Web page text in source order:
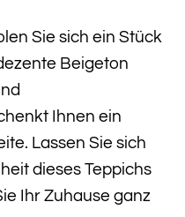
Sie sich ein Stück
Beigeton
Ihnen ein
Lassen Sie sich
dieses Teppichs
Ihr Zuhause ganz